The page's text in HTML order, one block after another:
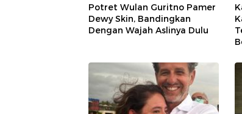
Potret Wulan Guritno Pamer
Dewy Skin, Bandingkan
Dengan Wajah Aslinya Dulu